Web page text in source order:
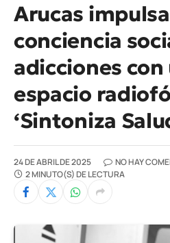
Arucas
conciencia
adicciones con
espacio
‘Sintoniza
24 DE ABRIL DE 2025
NO HAY
2 MINUTO(S) DE LECTURA